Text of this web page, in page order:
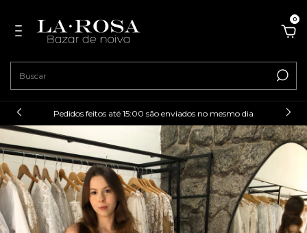
0
Pedidos feitos até 15:00 são enviados no mesmo dia